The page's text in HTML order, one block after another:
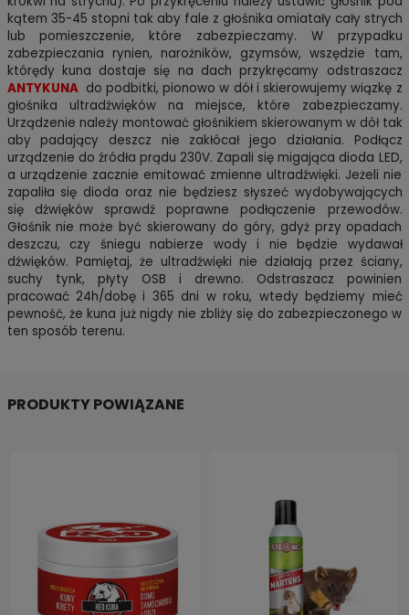
kątem 35-45 stopni tak aby fale z głośnika omiatały cały strych
lub pomieszczenie, które zabezpieczamy. W przypadku
zabezpieczania rynien, narożników, gzymsów, wszędzie tam,
którędy kuna dostaje się na dach przykręcamy odstraszacz
ANTYKUNAdo podbitki, pionowo w dół i skierowujemy wiązkę z
głośnika ultradźwięków na miejsce, które zabezpieczamy.
Urządzenie należy montować głośnikiem skierowanym w dół tak
aby padający deszcz nie zakłócał jego działania. Podłącz
urządzenie do źródła prądu 230V. Zapali się migająca dioda LED,
a urządzenie zacznie emitować zmienne ultradźwięki. Jeżeli nie
zapaliła się dioda oraz nie będziesz słyszeć wydobywających
się dźwięków sprawdź poprawne podłączenie przewodów.
Głośnik nie może być skierowany do góry, gdyż przy opadach
deszczu, czy śniegu nabierze wody i nie będzie wydawał
dźwięków. Pamiętaj, że ultradźwięki nie działają przez ściany,
suchy tynk, płyty OSB i drewno. Odstraszacz powinien
pracować 24h/dobę i 365 dni w roku, wtedy będziemy mieć
pewność, że kuna już nigdy nie zbliży się do zabezpieczonego w
ten sposób terenu.
PRODUKTY POWIĄZANE